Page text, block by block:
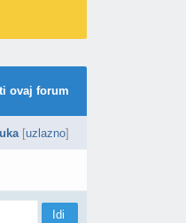
ovaj forum
[uzlazno]